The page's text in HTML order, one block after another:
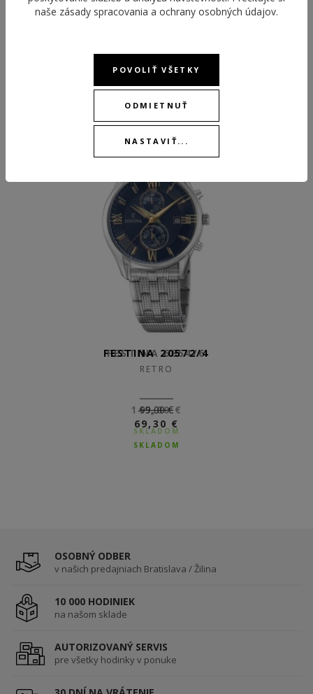
ODPORÚČANÉ PRODUKTY
FESTINA 6854/6
RETRO
149,00 €
SKLADOM
FESTINA 20572/4
RETRO
99,00 €
69,30 €
SKLADOM
OSOBNÝ ODBER
v našich predajniach Bratislava / Žilina
10 000 HODINIEK
na našom sklade
AUTORIZOVANÝ SERVIS
pre všetky hodinky v ponuke
naše zásady spracovania a ochrany osobných údajov.
POVOLIŤ VŠETKY
ODMIETNUŤ
NASTAVIŤ...